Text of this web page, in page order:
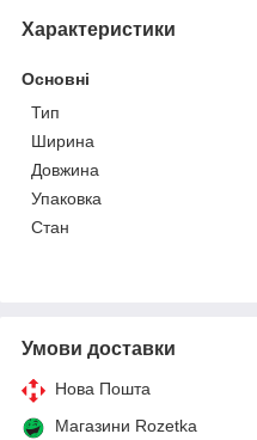
Характеристики
Основні
Тип
Ширина
Довжина
Упаковка
Стан
Умови доставки
Нова Пошта
Магазини Rozetka